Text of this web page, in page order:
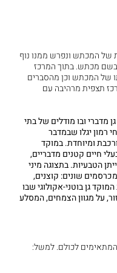
של המכתש ונפרש ממנו נוף
בשם מכתש. בתוך המרכז
של המכתש וכן מהסברים
על גג המרכז תצפית מרהיבה עם
מדברי ובו מודלים של בתי
רמון יגלו שבמדבר
ומיוחדת. במוקד
חיים קטנים מדבריים,
הטבעיות. בתצוגה מיני
שונים: קוצנים,
גן בוטני-אקולוגי שבו
על מגוון הצמחים, המסלע
המתאימים לכולם. למשל: